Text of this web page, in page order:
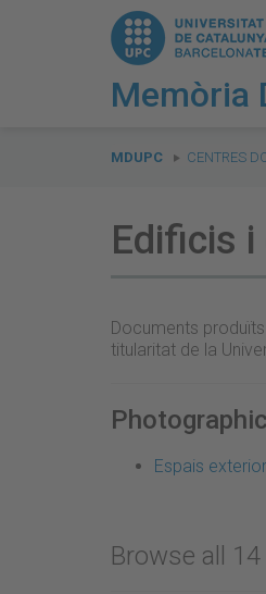
Memòria
are
MDUPC CENTRES
Edificis
Documents
titularitat de la
Espais
Browse all